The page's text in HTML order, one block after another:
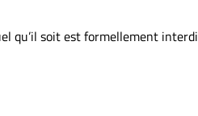
qu’il soit est formellement